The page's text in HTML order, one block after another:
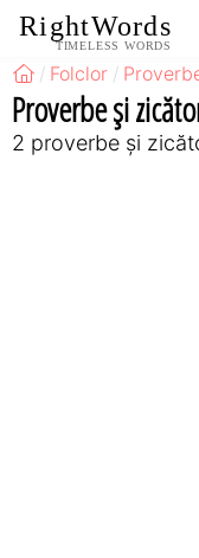
RightWords
TIMELESS WORDS
Folclor
Proverbe și
2 proverbe și